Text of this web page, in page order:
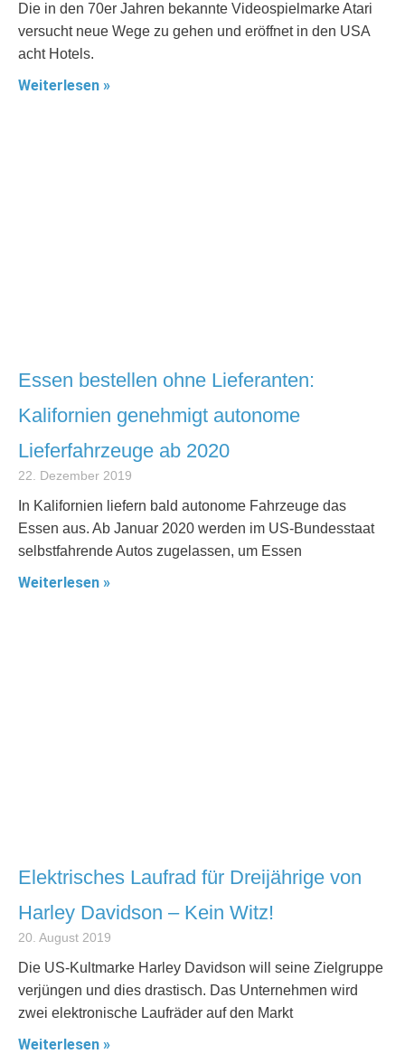
Die in den 70er Jahren bekannte Videospielmarke Atari
versucht neue Wege zu gehen und eröffnet in den USA
acht Hotels.
Weiterlesen »
Essen bestellen ohne Lieferanten:
Kalifornien genehmigt autonome
Lieferfahrzeuge ab 2020
22. Dezember 2019
In Kalifornien liefern bald autonome Fahrzeuge das
Essen aus. Ab Januar 2020 werden im US-Bundesstaat
selbstfahrende Autos zugelassen, um Essen
Weiterlesen »
Elektrisches Laufrad für Dreijährige von
Harley Davidson – Kein Witz!
20. August 2019
Die US-Kultmarke Harley Davidson will seine Zielgruppe
verjüngen und dies drastisch. Das Unternehmen wird
zwei elektronische Laufräder auf den Markt
Weiterlesen »